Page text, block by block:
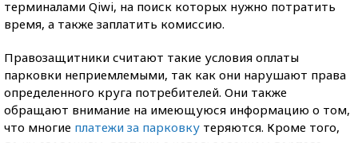
терминалами Qiwi, на поиск которых нужно потратить
время, а также заплатить комиссию.
Правозащитники считают такие условия оплаты
парковки неприемлемыми, так как они нарушают права
определенного круга потребителей. Они также
обращают внимание на имеющуюся информацию о том,
что многие платежи за парковку теряются. Кроме того,